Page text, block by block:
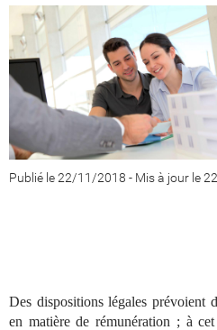
Publié le 22/11/2018 - Mis à jour le
Des dispositions légales prévoient
en matière de rémunération ; à